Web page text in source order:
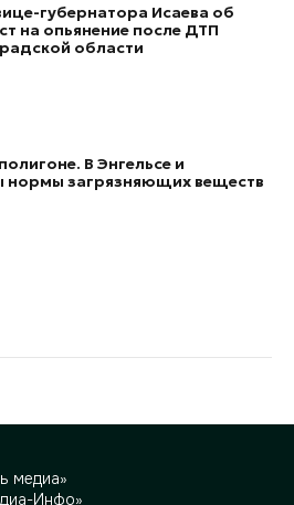
губернатора Исаева об
на опьянение после ДТП
области
В Энгельсе и
нормы загрязняющих веществ
медиа»
Инфо»